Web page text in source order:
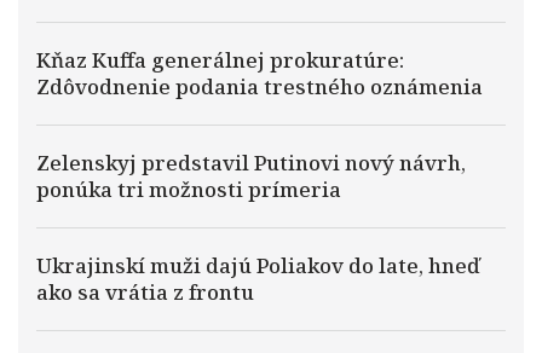
Kňaz Kuffa generálnej prokuratúre:
Zdôvodnenie podania trestného oznámenia
Zelenskyj predstavil Putinovi nový návrh,
ponúka tri možnosti prímeria
Ukrajinskí muži dajú Poliakov do late, hneď
ako sa vrátia z frontu